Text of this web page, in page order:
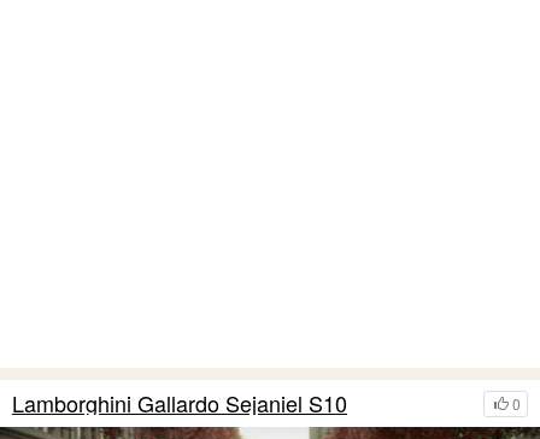
0
Lamborghini Gallardo Sejaniel S10